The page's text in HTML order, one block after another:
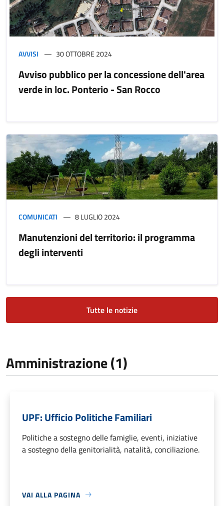
AVVISI 30 OTTOBRE 2024
Avviso pubblico per la concessione dell'area
verde in loc. Ponterio - San Rocco
COMUNICATI 8 LUGLIO 2024
Manutenzioni del territorio: il programma
degli interventi
Tutte le notizie
Amministrazione (1)
UPF: Ufficio Politiche Familiari
Politiche a sostegno delle famiglie, eventi, iniziative
a sostegno della genitorialità, natalità, conciliazione.
VAI ALLA PAGINA